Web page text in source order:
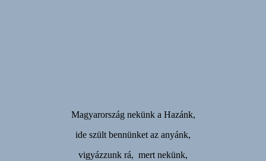
Magyarország nekünk a Hazánk,
ide szült bennünket az anyánk,
vigyázzunk rá, mert nekünk,